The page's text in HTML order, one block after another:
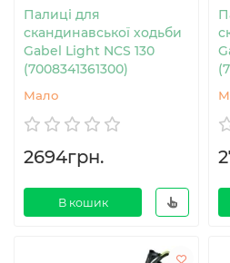
Палиці для
скандинавської ходьби
Gabel Light NCS 130
(7008341361300)
Мало
2694грн.
В кошик